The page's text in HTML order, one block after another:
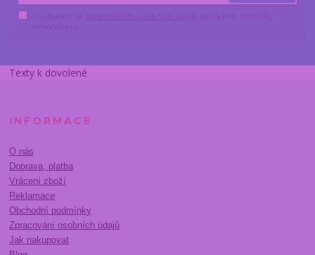
Texty k dovolené
INFORMACE
O nás
Doprava, platba
Vrácení zboží
Reklamace
Obchodní podmínky
Zpracování osobních údajů
Jak nakupovat